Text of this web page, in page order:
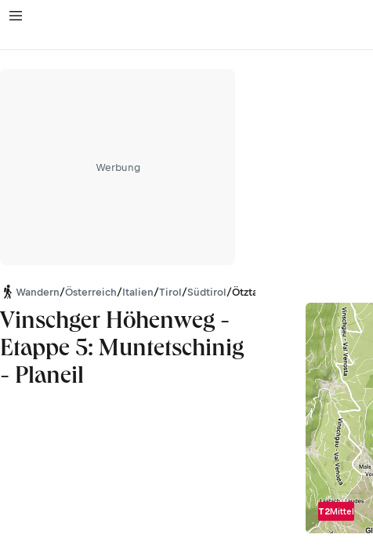
Werbung
Wandern/Österreich/Italien/Tirol/Südtirol/Ötztaler Alpen
Vinschger Höhenweg -
Etappe 5: Muntetschinig
- Planeil
T2Mittel